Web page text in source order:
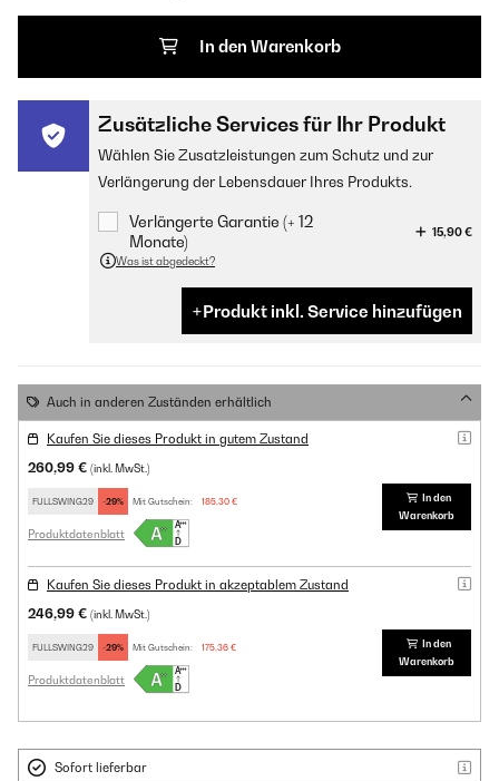
In den Warenkorb
Zusätzliche Services für Ihr Produkt
Wählen Sie Zusatzleistungen zum Schutz und zur
Verlängerung der Lebensdauer Ihres Produkts.
Verlängerte Garantie (+ 12
Monate)
15,90 €
Was ist abgedeckt?
Produkt inkl. Service hinzufügen
Auch in anderen Zuständen erhältlich
Kaufen Sie dieses Produkt in gutem Zustand
260,99 € (inkl. MwSt.)
FULLSWING29 -29% Mit Gutschein: 185,30 €
Produktdatenblatt
In den
Warenkorb
Kaufen Sie dieses Produkt in akzeptablem Zustand
246,99 € (inkl. MwSt.)
FULLSWING29 -29% Mit Gutschein: 175,36 €
Produktdatenblatt
In den
Warenkorb
Sofort lieferbar